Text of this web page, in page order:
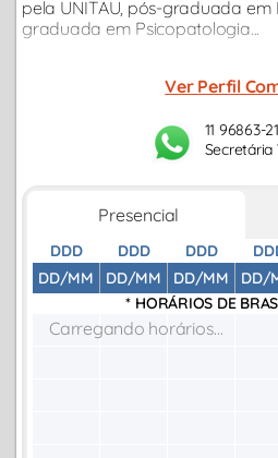
pela UNITAU, pós-graduada em
graduada em Psicopatologia...
Ver Perfil
11 96863-
Presencial
DDD
DD/MM
DDD
DD/MM
DDD
DD/MM
DD/
* HORÁRIOS DE
Carregando horários...